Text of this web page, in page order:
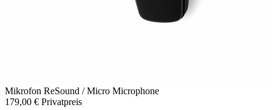
Mikrofon ReSound / Micro Microphone
179,00 € Privatpreis